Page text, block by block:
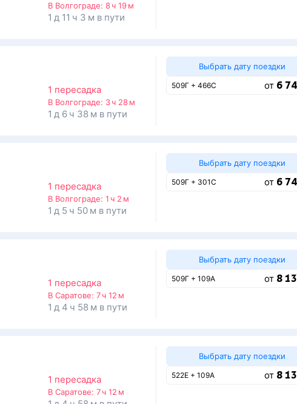
В Волгограде: 8 ч 19 м
1 д 11 ч 3 м в пути
1 пересадка
В Волгограде: 3 ч 28 м
1 д 6 ч 38 м в пути
Выбрать дату поездки
509Г + 466С от 6
1 пересадка
В Волгограде: 1 ч 2 м
1 д 5 ч 50 м в пути
Выбрать дату поездки
509Г + 301С от 6
1 пересадка
В Саратове: 7 ч 12 м
1 д 4 ч 58 м в пути
Выбрать дату поездки
509Г + 109А от 8
1 пересадка
В Саратове: 7 ч 12 м
Выбрать дату поездки
522Е + 109А от 8